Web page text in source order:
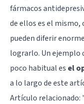
fármacos
de ellos es el
pueden diferir
lograrlo. Un ejemplo
poco habitual es el
a lo largo de este
Artículo relacionado: